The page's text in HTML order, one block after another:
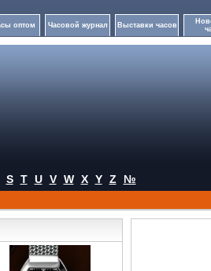
оптом Часовой журнал Выставки часов
S T U V W X Y Z №